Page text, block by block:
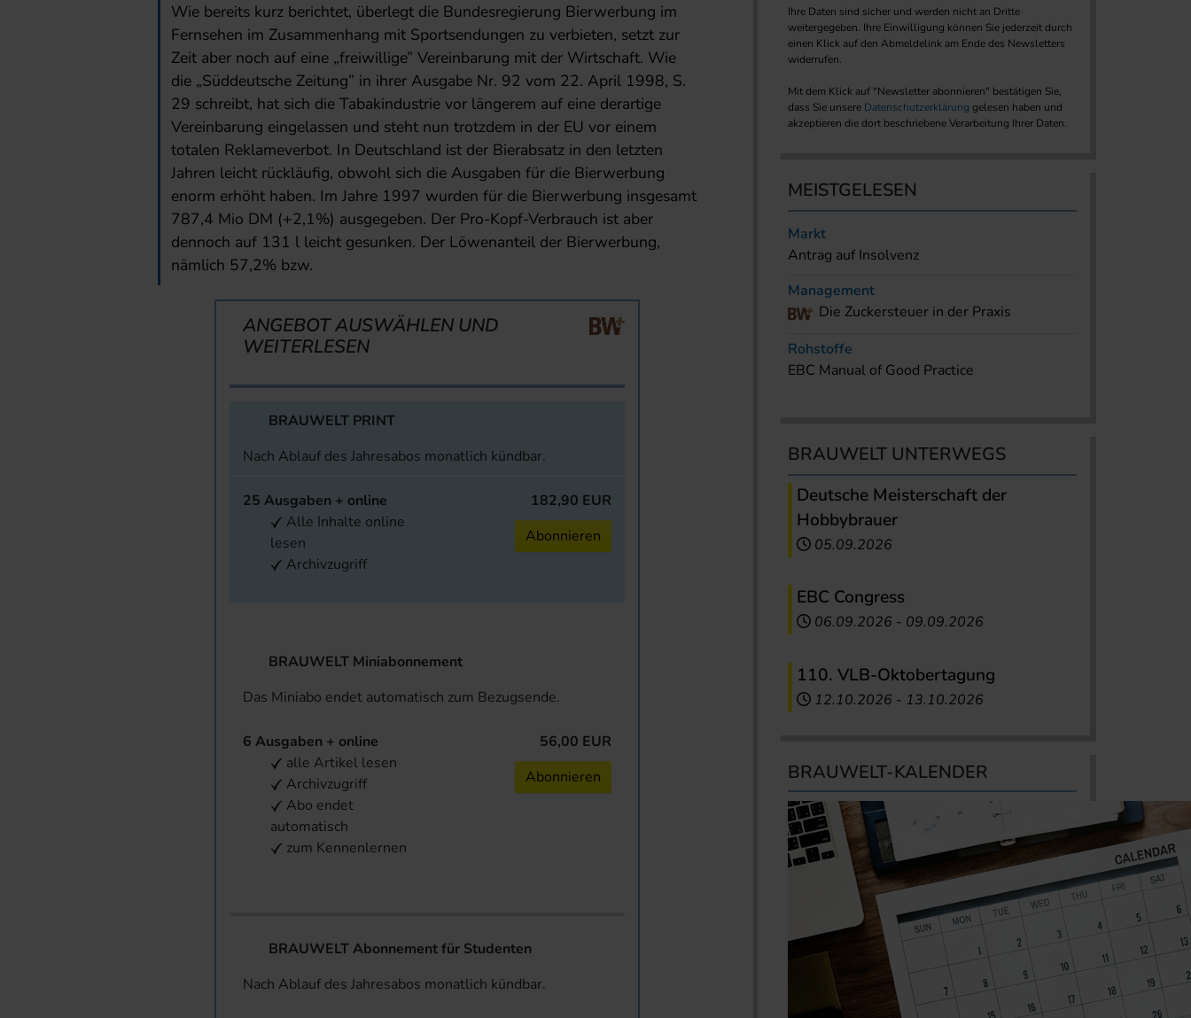
Wie bereits kurz berichtet, überlegt die Bundesregierung Bierwerbung im
Fernsehen im Zusammenhang mit Sportsendungen zu verbieten, setzt zur
Zeit aber noch auf eine „freiwillige” Vereinbarung mit der Wirtschaft. Wie
die „Süddeutsche Zeitung” in ihrer Ausgabe Nr. 92 vom 22. April 1998, S.
29 schreibt, hat sich die Tabakindustrie vor längerem auf eine derartige
Vereinbarung eingelassen und steht nun trotzdem in der EU vor einem
totalen Reklameverbot. In Deutschland ist der Bierabsatz in den letzten
Jahren leicht rückläufig, obwohl sich die Ausgaben für die Bierwerbung
enorm erhöht haben. Im Jahre 1997 wurden für die Bierwerbung insgesamt
787,4 Mio DM (+2,1%) ausgegeben. Der Pro-Kopf-Verbrauch ist aber
dennoch auf 131 l leicht gesunken. Der Löwenanteil der Bierwerbung,
nämlich 57,2% bzw.
ANGEBOT AUSWÄHLEN UND
WEITERLESEN
BRAUWELT PRINT
Nach Ablauf des Jahresabos monatlich kündbar.
25 Ausgaben + online
Alle Inhalte online
lesen
Archivzugriff
182,90 EUR
Abonnieren
BRAUWELT Miniabonnement
Das Miniabo endet automatisch zum Bezugsende.
6 Ausgaben + online
alle Artikel lesen
Archivzugriff
Abo endet
automatisch
zum Kennenlernen
56,00 EUR
Abonnieren
BRAUWELT Abonnement für Studenten
Nach Ablauf des Jahresabos monatlich kündbar.
Ihre Daten sind sicher und werden nicht an Dritte
weitergegeben. Ihre Einwilligung können Sie jederzeit durch
einen Klick auf den Abmeldelink am Ende des Newsletters
widerrufen.
Mit dem Klick auf "Newsletter abonnieren" bestätigen Sie,
dass Sie unsere Datenschutzerklärung gelesen haben und
akzeptieren die dort beschriebene Verarbeitung Ihrer Daten.
MEISTGELESEN
Markt
Antrag auf Insolvenz
Management
Die Zuckersteuer in der Praxis
Rohstoffe
EBC Manual of Good Practice
BRAUWELT UNTERWEGS
Deutsche Meisterschaft der
Hobbybrauer
05.09.2026
EBC Congress
06.09.2026 - 09.09.2026
110. VLB-Oktobertagung
12.10.2026 - 13.10.2026
BRAUWELT-KALENDER